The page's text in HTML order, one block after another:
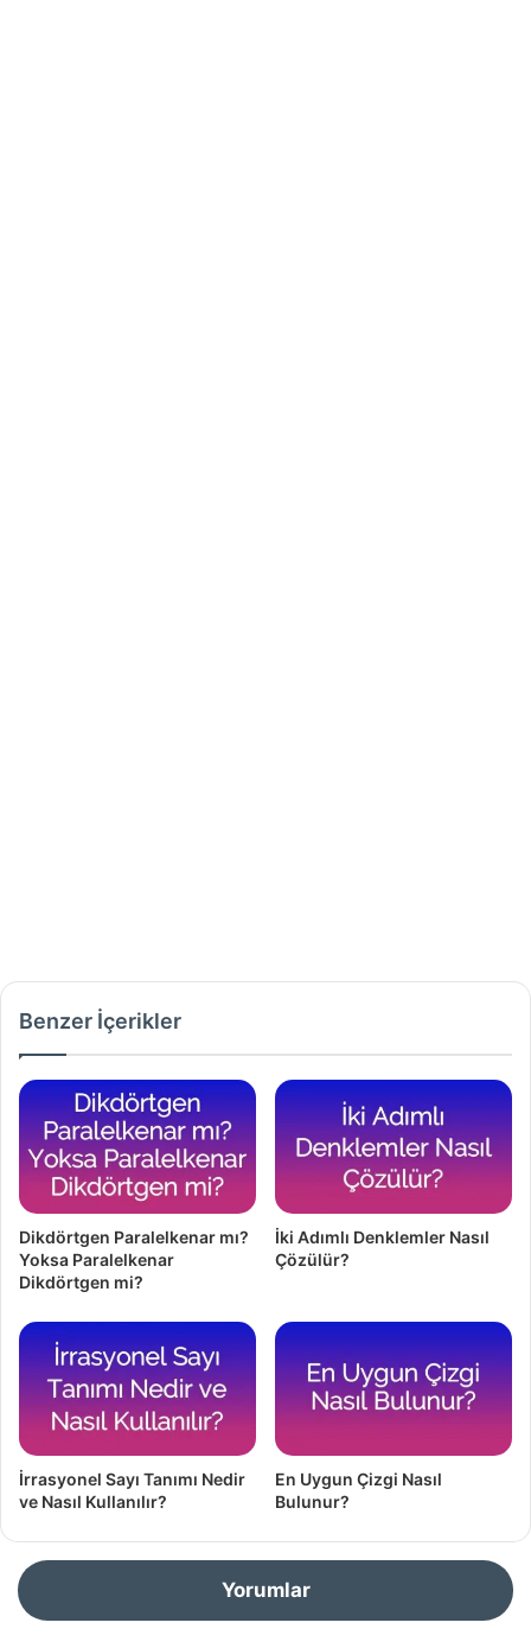
Benzer İçerikler
Dikdörtgen Paralelkenar mı?
Yoksa Paralelkenar
Dikdörtgen mi?
İki Adımlı Denklemler Nasıl
Çözülür?
İrrasyonel Sayı Tanımı Nedir
ve Nasıl Kullanılır?
En Uygun Çizgi Nasıl
Bulunur?
Yorumlar